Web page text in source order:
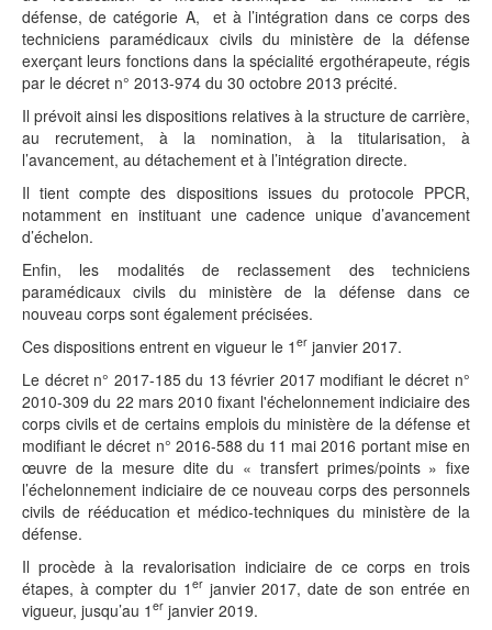
défense, de catégorie A, et à l’intégration dans ce corps des
techniciens paramédicaux civils du ministère de la défense
exerçant leurs fonctions dans la spécialité ergothérapeute, régis
par le décret n° 2013-974 du 30 octobre 2013 précité.
Il prévoit ainsi les dispositions relatives à la structure de carrière,
au recrutement, à la nomination, à la titularisation, à
l’avancement, au détachement et à l’intégration directe.
Il tient compte des dispositions issues du protocole PPCR,
notamment en instituant une cadence unique d’avancement
d’échelon.
Enfin, les modalités de reclassement des techniciens
paramédicaux civils du ministère de la défense dans ce
nouveau corps sont également précisées.
Ces dispositions entrent en vigueur le 1 er janvier 2017.
Le décret n° 2017-185 du 13 février 2017 modifiant le décret n°
2010-309 du 22 mars 2010 fixant l'échelonnement indiciaire des
corps civils et de certains emplois du ministère de la défense et
modifiant le décret n° 2016-588 du 11 mai 2016 portant mise en
œuvre de la mesure dite du « transfert primes/points » fixe
l’échelonnement indiciaire de ce nouveau corps des personnels
civils de rééducation et médico-techniques du ministère de la
défense.
Il procède à la revalorisation indiciaire de ce corps en trois
étapes, à compter du 1 erjanvier 2017, date de son entrée en
vigueur, jusqu’au 1 er janvier 2019.